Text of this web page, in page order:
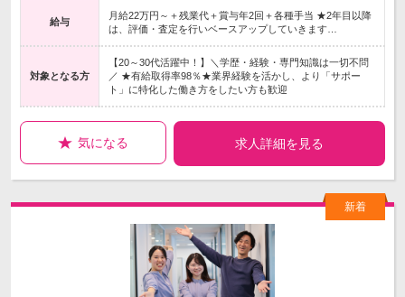
給与
月給22万円～＋残業代＋賞与年2回＋各種手当 ★2年目以降
は、評価・査定を行いベースアップしていきます…
対象となる方
【20～30代活躍中！】＼学歴・経験・専門知識は一切不問
／ ★有給取得率98％★業界経験を活かし、より「サポー
ト」に特化した働き方をしたい方も歓迎
気になる 求人詳細を見る